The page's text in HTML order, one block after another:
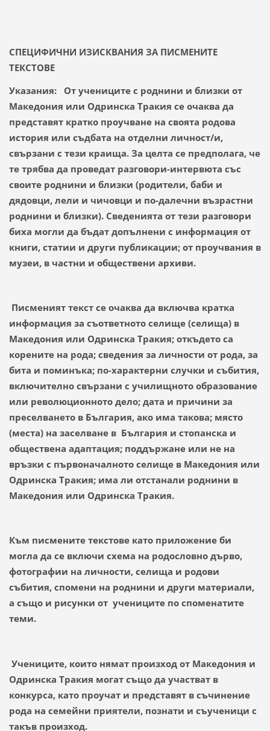
СПЕЦИФИЧНИ ИЗИСКВАНИЯ ЗА ПИСМЕНИТЕ
ТЕКСТОВЕ
Указания: От учениците с роднини и близки от
Македония или Одринска Тракия се очаква да
представят кратко проучване на своята родова
история или съдбата на отделни личност/и,
свързани с тези краища. За целта се предполага, че
те трябва да проведат разговори-интервюта със
своите роднини и близки (родители, баби и
дядовци, лели и чичовци и по-далечни възрастни
роднини и близки). Сведенията от тези разговори
биха могли да бъдат допълнени с информация от
книги, статии и други публикации; от проучвания в
музеи, в частни и обществени архиви.
Писменият текст се очаква да включва кратка
информация за съответното селище (селища) в
Македония или Одринска Тракия; откъдето са
корените на рода; сведения за личности от рода, за
бита и поминъка; по-характерни случки и събития,
включително свързани с училищното образование
или революционното дело; дата и причини за
преселването в България, ако има такова; място
(места) на заселване в България и стопанска и
обществена адаптация; поддържане или не на
връзки с първоначалното селище в Македония или
Одринска Тракия; има ли отстанали роднини в
Македония или Одринска Тракия.
Към писмените текстове като приложение би
могла да се включи схема на родословно дърво,
фотографии на личности, селища и родови
събития, спомени на роднини и други материали,
а също и рисунки от учениците по споменатите
теми.
Учениците, които нямат произход от Македония и
Одринска Тракия могат също да участват в
конкурса, като проучат и представят в съчинение
рода на семейни приятели, познати и съученици с
такъв произход.